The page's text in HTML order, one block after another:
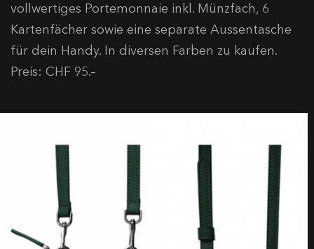
vollwertiges Portemonnaie inkl. Münzfach, 6
Kartenfächer sowie eine separate Aussentasche
für dein Handy. In diversen Farben zu kaufen.
Preis: CHF 95.–